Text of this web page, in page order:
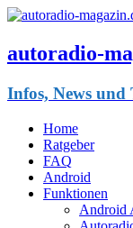
autoradio-
Infos, News und
Home
Ratgeber
FAQ
Android
Funktionen
Android